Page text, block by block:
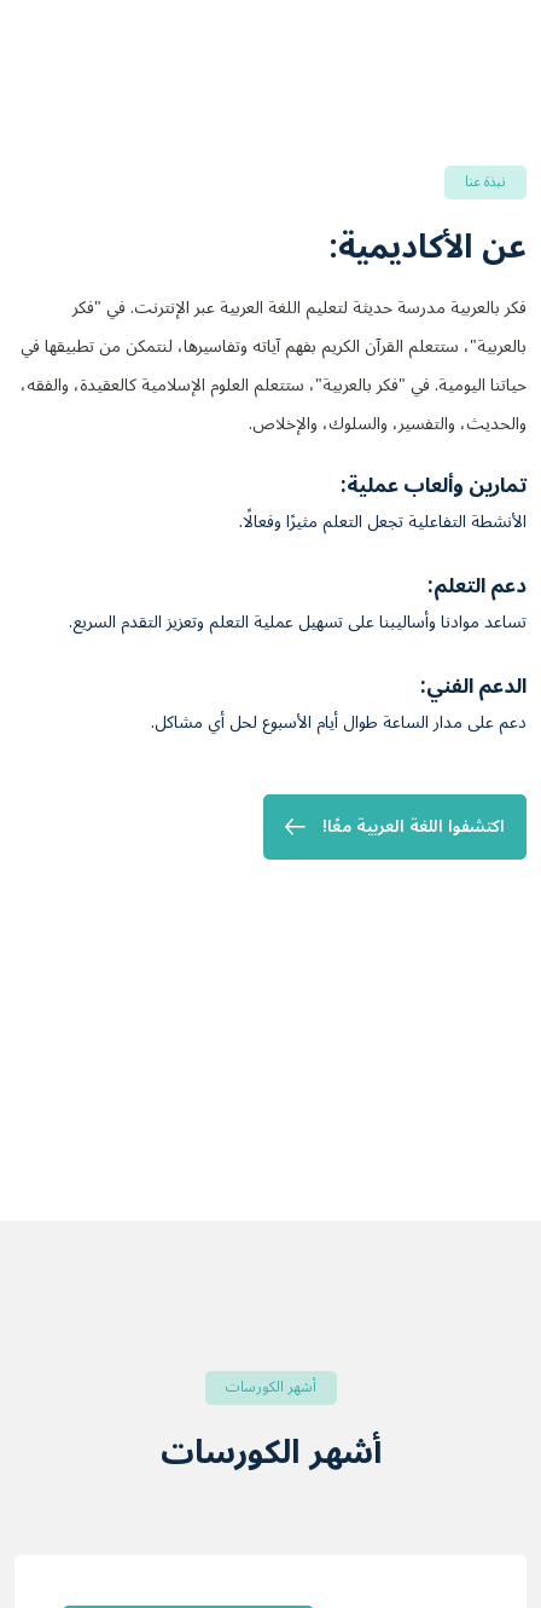
نبذة عنا
عن الأكاديمية:
فكر بالعربية مدرسة حديثة لتعليم اللغة العربية عبر الإنترنت. في "فكر
بالعربية"، ستتعلم القرآن الكريم بفهم آياته وتفاسيرها، لنتمكن من تطبيقها في
حياتنا اليومية. في "فكر بالعربية"، ستتعلم العلوم الإسلامية كالعقيدة، والفقه،
والحديث، والتفسير، والسلوك، والإخلاص.
تمارين وألعاب عملية:
الأنشطة التفاعلية تجعل التعلم مثيرًا وفعالًا.
دعم التعلم:
تساعد موادنا وأساليبنا على تسهيل عملية التعلم وتعزيز التقدم السريع.
الدعم الفني:
دعم على مدار الساعة طوال أيام الأسبوع لحل أي مشاكل.
اكتشفوا اللغة العربية معًا!
أشهر الكورسات
أشهر الكورسات